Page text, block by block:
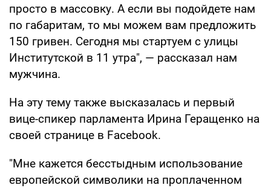
просто в массовку. А если вы подойдете нам
по габаритам, то мы можем вам предложить
150 гривен. Сегодня мы стартуем с улицы
Институтской в 11 утра", — рассказал нам
мужчина.
На эту тему также высказалась и первый
вице-спикер парламента Ирина Геращенко на
своей странице в Facebook.
"Мне кажется бесстыдным использование
европейской символики на проплаченном